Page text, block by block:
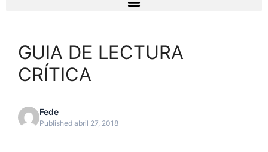
GUIA DE LECTURA
CRÍTICA
Fede
Published abril 27, 2018